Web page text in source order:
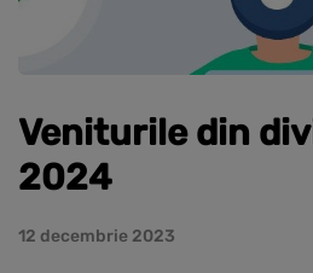
Veniturile din
2024
12 decembrie 2023